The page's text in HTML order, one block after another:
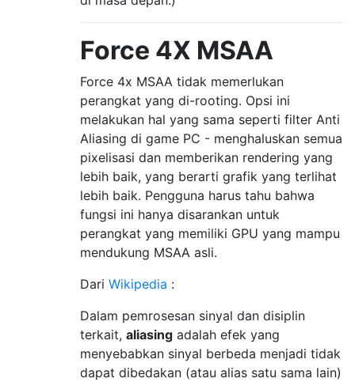
Force 4X MSAA
Force 4x MSAA tidak memerlukan
perangkat yang di-rooting. Opsi ini
melakukan hal yang sama seperti filter Anti
Aliasing di game PC - menghaluskan semua
pixelisasi dan memberikan rendering yang
lebih baik, yang berarti grafik yang terlihat
lebih baik. Pengguna harus tahu bahwa
fungsi ini hanya disarankan untuk
perangkat yang memiliki GPU yang mampu
mendukung MSAA asli.
Dari Wikipedia :
Dalam pemrosesan sinyal dan disiplin
terkait, aliasing adalah efek yang
menyebabkan sinyal berbeda menjadi tidak
dapat dibedakan (atau alias satu sama lain)